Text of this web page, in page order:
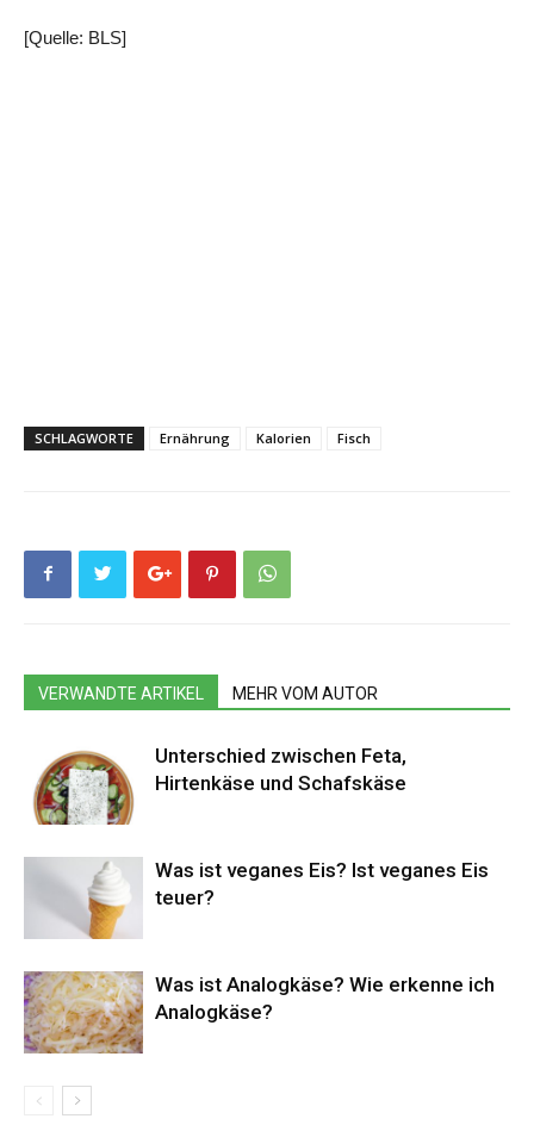
[Quelle: BLS]
SCHLAGWORTE Ernährung Kalorien Fisch
VERWANDTE ARTIKEL MEHR VOM AUTOR
Unterschied zwischen Feta,
Hirtenkäse und Schafskäse
Was ist veganes Eis? Ist veganes Eis
teuer?
Was ist Analogkäse? Wie erkenne ich
Analogkäse?